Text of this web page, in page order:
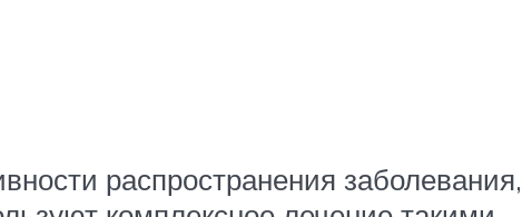
распространения заболевания,